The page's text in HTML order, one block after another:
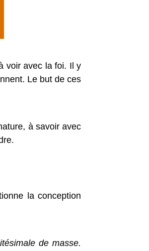
voir avec la foi. Il y
Le but de ces
à savoir avec
la conception
de masse.